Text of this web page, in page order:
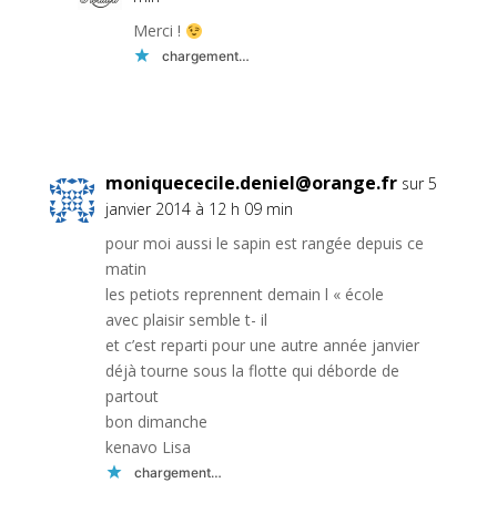
Merci !
chargement…
moniquececile.deniel@orange.fr sur 5
janvier 2014 à 12 h 09 min
pour moi aussi le sapin est rangée depuis ce
matin
les petiots reprennent demain l « école
avec plaisir semble t- il
et c’est reparti pour une autre année janvier
déjà tourne sous la flotte qui déborde de
partout
bon dimanche
kenavo Lisa
chargement…